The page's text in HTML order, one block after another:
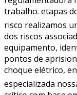
trabalho. etapas
risco realizamos
dos riscos
equipamento,
pontos de
choque elétrico,
especializada